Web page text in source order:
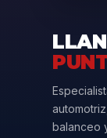
balanceo